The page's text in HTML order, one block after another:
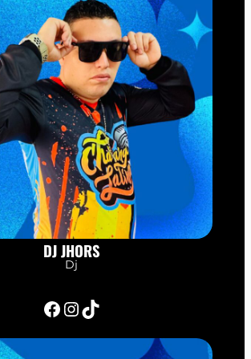
DJ JHORS
Dj
Facebook InstagramTikTok